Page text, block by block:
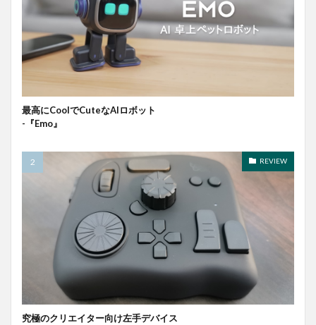
最高にCoolでCuteなAIロボット
-『Emo』
REVIEW
究極のクリエイター向け左手デバイス